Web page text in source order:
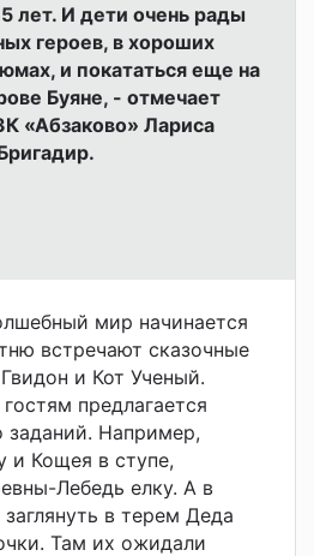
лет. И дети очень рады
героев, в хороших
и покататься еще на
Буяне, - отмечает
«Абзаково» Лариса
мир начинается
встречают сказочные
и Кот Ученый.
предлагается
заданий. Например,
и Кощея в ступе,
Лебедь елку. А в
в терем Деда
Там их ожидали